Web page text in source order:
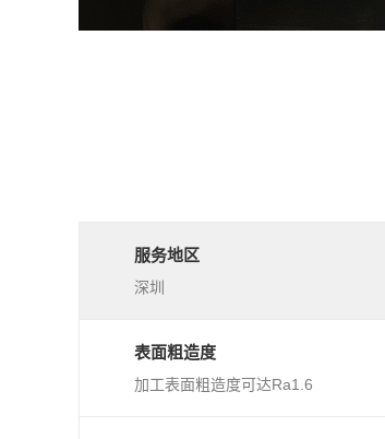
服务地区
深圳
表面粗造度
加工表面粗造度可达Ra1.6